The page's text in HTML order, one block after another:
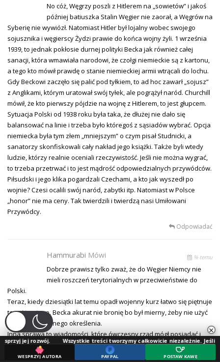
No cóż, Węgrzy poszli z Hitlerem na „sowietów” i jakoś
później batiuszka Stalin Węgier nie zaorał, a Węgrów na
Syberię nie wywiózł. Natomiast Hitler był lojalny wobec swojego
sojusznika i węgierscy Żydzi prawie do końca wojny żyli. 1 września
1939, to jednak pokłosie durnej polityki Becka jak również całej
sanacji, która wmawiała narodowi, że czołgi niemieckie są z kartonu,
a tego kto mówił prawdę o stanie niemieckiej armii wtrącali do lochu.
Gdy Beckowi zaczęło się palić pod tyłkiem, to ad hoc zawarł „sojusz”
z Anglikami, którym uratował swój tyłek, ale pogrążył naród. Churchill
mówił, że kto pierwszy pójdzie na wojnę z Hitlerem, to jest głupcem.
Sytuacja Polski od 1938 roku była taka, że dłużej nie dało się
balansować na linie i trzeba było któregoś z sąsiadów wybrać. Opcja
niemiecka była tym złem „mniejszym” o czym pisał Studnicki, a
sanatorzy skonfiskowali cały nakład jego książki. Także byli wtedy
ludzie, którzy realnie oceniali rzeczywistość. Jeśli nie można wygrać,
to trzeba przetrwać i to jest mądrość odpowiedzialnych przywódców.
Piłsudski i jego klika pogardzali Czechami, a kto jak wyszedł po
wojnie? Czesi ocalili swój naród, zabytki itp. Natomiast w Polsce
„honor” nie ma ceny. Tak twierdzili i twierdzą nasi Umiłowani
Przywódcy.
Odpowiadać
Hammurabi Mówi % temu
Dobrze prawisz tylko zważ, że do Węgier Niemcy nie
mieli roszczeń terytorialnych w przeciwieństwie do
Polski.
Teraz, kiedy dziesiątki lat temu opadł wojenny kurz łatwo się piętnuje
tego i tamtego. Becka akurat nie bronię bo był mierny, żeby nie użyć
bardziej dosadnego określenia.
Inna sprawa to wiadomości, które ówczesny rząd mógł posiadać i
zapewne posiadał, zważywszy na pracę polskiego wywiadu którą ze
zrozumiałych względów się nie chwalił.
×
Wszystkie treści tworzymy całkowicie niezależnie. Jeśli doceniasz
WESPRZYJ AUTORA PAYPAL POSTAW KAWĘ